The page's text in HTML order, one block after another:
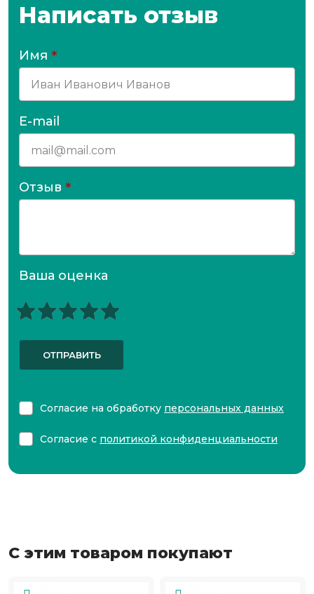
Написать отзыв
Имя *
E-mail
Отзыв *
Ваша оценка
ОТПРАВИТЬ
Согласие на обработку персональных данных
Согласие с политикой конфиденциальности
С этим товаром покупают